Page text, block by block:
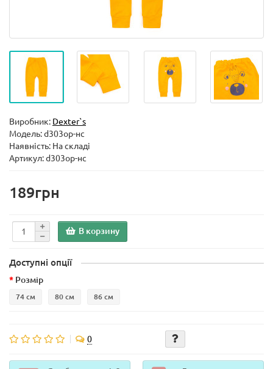
Виробник: Dexter`s
Модель:d303ор-нс
Наявність: На складі
Артикул: d303ор-нс
189грн
В корзину
Доступні опції
Розмір
74 см 80 см 86 см
0